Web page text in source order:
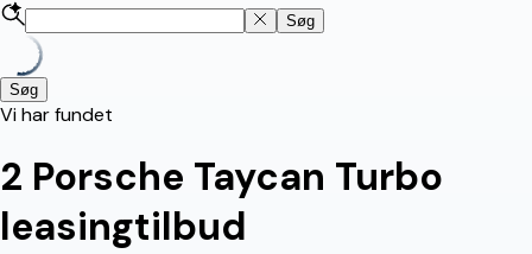
Søg
Søg
Vi har fundet
2 Porsche Taycan Turbo
leasingtilbud